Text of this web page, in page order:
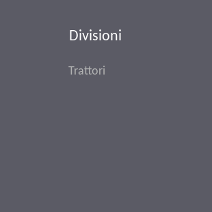
Divisioni
Trattori